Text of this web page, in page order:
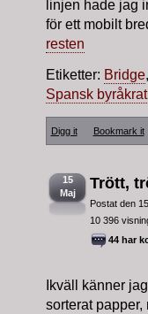
linjen hade jag
för ett mobilt
resten
Etiketter: Bridge,
Spansk
Digg it Bookmark it
15
Maj
Trött,
Postat den
10 396
44 har
Ikväll känner
sorterat